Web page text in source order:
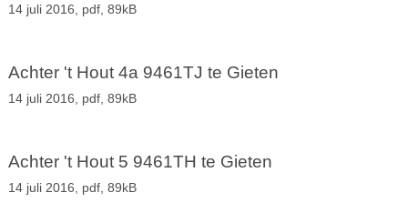
14 juli 2016, pdf, 89kB
Achter 't Hout 4a 9461TJ te Gieten
14 juli 2016, pdf, 89kB
Achter 't Hout 5 9461TH te Gieten
14 juli 2016, pdf, 89kB